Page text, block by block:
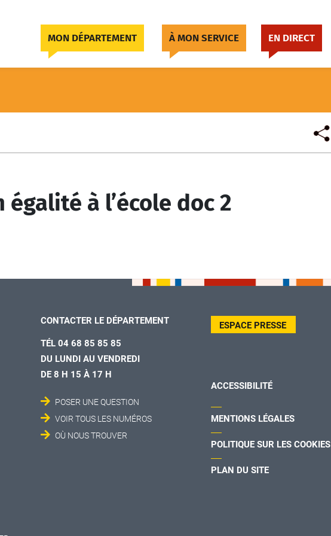
MON DÉPARTEMENT À MON SERVICE EN DIRECT
égalité à l’école doc 2
CONTACTER LE DÉPARTEMENT
TÉL 04 68 85 85 85
DU LUNDI AU VENDREDI
DE 8 H 15 À 17 H
POSER UNE QUESTION
VOIR TOUS LES NUMÉROS
OÙ NOUS TROUVER
ESPACE PRESSE
ACCESSIBILITÉ
MENTIONS LÉGALES
POLITIQUE SUR LES COOKIES
PLAN DU SITE